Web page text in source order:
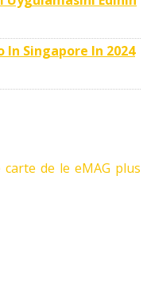
In Singapore In 2024
de le eMAG plus